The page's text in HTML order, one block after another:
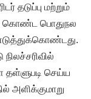
தடுப்பு மற்றும்
கொண்ட பொதுநல
தள்ளுபடி செய்ய
அளிக்குமாறு